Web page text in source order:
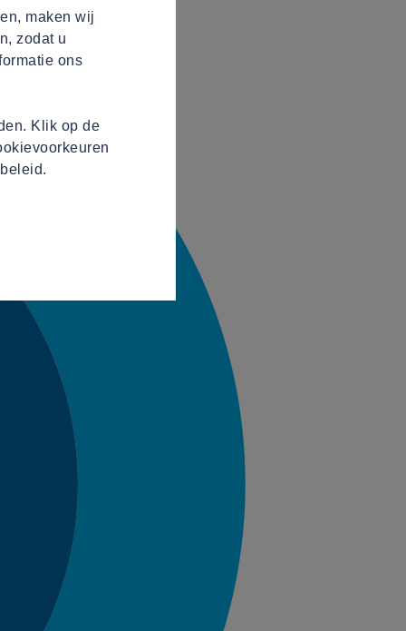
maken wij
zodat u
ons
Klik op de